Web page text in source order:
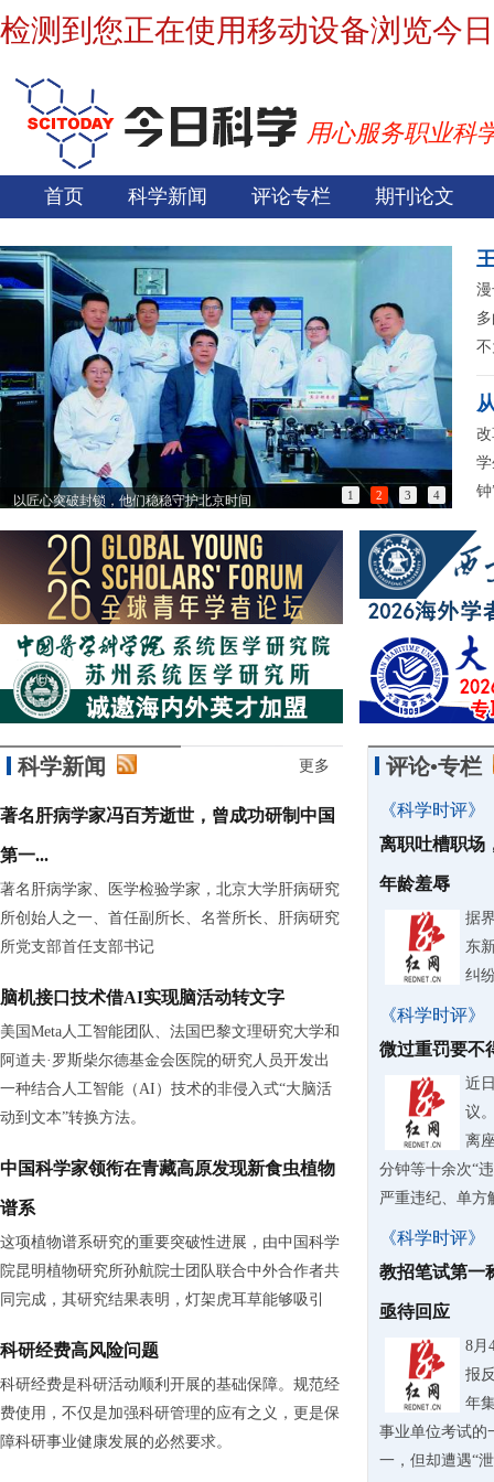
检测到您正在使用移动设备浏览今
用心服务职业科
首页 科学新闻 评论专栏 期刊论文
以匠心突破封锁，他们稳稳守护北京时间 用
1 2 3 4
科学新闻 更多
著名肝病学家冯百芳逝世，曾成功研制中国
第一...
著名肝病学家、医学检验学家，北京大学肝病研究
所创始人之一、首任副所长、名誉所长、肝病研究
所党支部首任支部书记
脑机接口技术借AI实现脑活动转文字
美国Meta人工智能团队、法国巴黎文理研究大学和
阿道夫·罗斯柴尔德基金会医院的研究人员开发出
一种结合人工智能（AI）技术的非侵入式“大脑活
动到文本”转换方法。
中国科学家领衔在青藏高原发现新食虫植物
谱系
这项植物谱系研究的重要突破性进展，由中国科学
院昆明植物研究所孙航院士团队联合中外合作者共
同完成，其研究结果表明，灯架虎耳草能够吸引
科研经费高风险问题
科研经费是科研活动顺利开展的基础保障。规范经
费使用，不仅是加强科研管理的应有之义，更是保
障科研事业健康发展的必然要求。
评论•专栏
《科学时评》
离职吐槽职场
年龄羞辱
据
东
纠
《科学时评》
微过重罚要不
近
议
离
分钟等十余次“
严重违纪、单方
《科学时评》
教招笔试第一
亟待回应
8月
报
年
事业单位考试的
一，但却遭遇“